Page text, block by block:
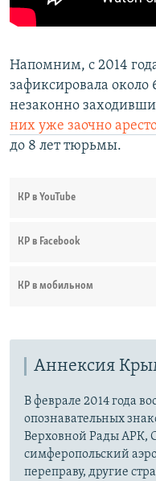
Напомним, с 2014
зафиксировала
незаконно
них уже заочно
до 8 лет тюрьмы.
КР в YouTube
КР в Facebook
КР в мобильном
Аннексия
В феврале 2014 года
опознавательных
Верховной Рады АРК,
симферопольский
переправу, другие